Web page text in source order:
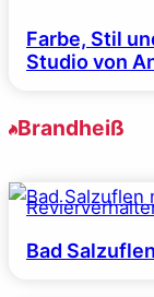
Farbe, Stil
Studio von
Brandheiß
Bad